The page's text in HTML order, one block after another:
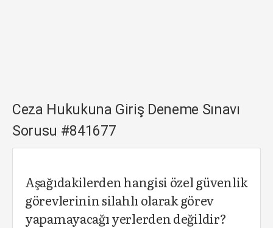
Ceza Hukukuna Giriş Deneme Sınavı
Sorusu #841677
Aşağıdakilerden hangisi özel güvenlik
görevlerinin silahlı olarak görev
yapamayacağı yerlerden değildir?